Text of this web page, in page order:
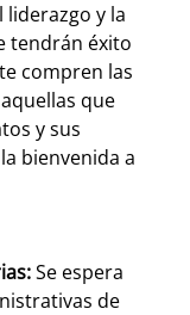
y la
tendrán éxito
compren las
que
y sus
bienvenida a
Se espera
de